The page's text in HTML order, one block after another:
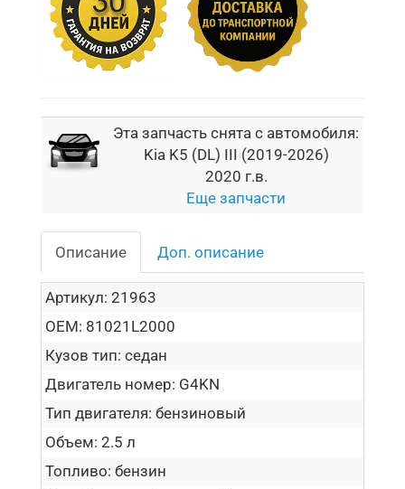
Эта запчасть снята с автомобиля:
Kia K5 (DL) III (2019-2026)
2020 г.в.
Еще запчасти
Описание Доп. описание
Артикул: 21963
OEM: 81021L2000
Кузов тип: седан
Двигатель номер: G4KN
Тип двигателя: бензиновый
Объем: 2.5 л
Топливо: бензин